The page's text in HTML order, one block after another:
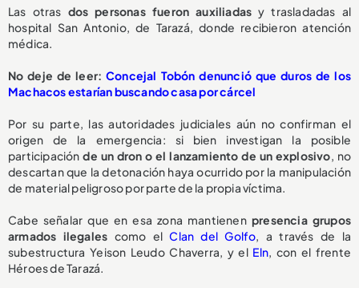
Las otras dos personas fueron auxiliadas y trasladadas al
hospital San Antonio, de Tarazá, donde recibieron atención
médica.
No deje de leer: Concejal Tobón denunció que duros de los
Machacos estarían buscando casa por cárcel
Por su parte, las autoridades judiciales aún no confirman el
origen de la emergencia: si bien investigan la posible
participaciónde un dron o el lanzamiento de un explosivo, no
descartan que la detonación haya ocurrido por la manipulación
de material peligroso por parte de la propia víctima.
Cabe señalar que en esa zona mantienen presencia grupos
armados ilegales como elClan del Golfo, a través de la
subestructura Yeison Leudo Chaverra, y el Eln, con el frente
Héroes de Tarazá.